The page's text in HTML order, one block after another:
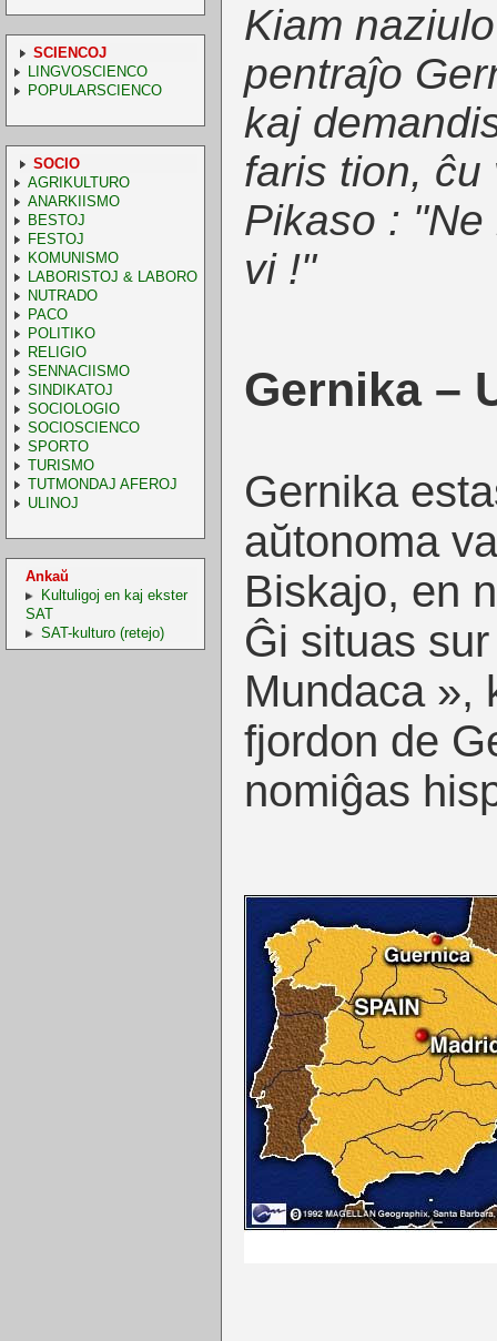
SCIENCOJ
LINGVOSCIENCO
POPULARSCIENCO
SOCIO
AGRIKULTURO
ANARKIISMO
BESTOJ
FESTOJ
KOMUNISMO
LABORISTOJ & LABORO
NUTRADO
PACO
POLITIKO
RELIGIO
SENNACIISMO
SINDIKATOJ
SOCIOLOGIO
SOCIOSCIENCO
SPORTO
TURISMO
TUTMONDAJ AFEROJ
ULINOJ
Ankaŭ
Kultuligoj en kaj ekster
SAT
SAT-kulturo (retejo)
Kiam
pentraĵo
kaj
faris tion, ĉu
Pikaso :
vi !"
Gernika –
Gernika
aŭtonoma
Biskajo, en
Ĝi situas
Mundaca »,
fjordon de
nomiĝas